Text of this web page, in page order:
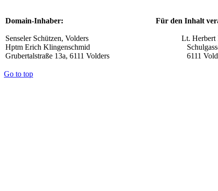
Domain-Inhaber:
Senseler Schützen, Volders
Hptm Erich Klingenschmid
Grubertalstraße 13a, 6111 Volders
Für den Inhalt
Lt. Herbert
6111
Go to top